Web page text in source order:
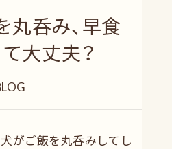
丸呑み、早食
て大丈夫？
犬がご飯を丸呑みしてし